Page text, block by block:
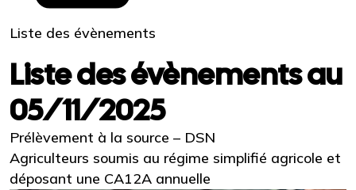
Liste des évènements
Liste des évènements au
05/11/2025
Prélèvement à la source – DSN
Agriculteurs soumis au régime simplifié agricole et
déposant une CA12A annuelle